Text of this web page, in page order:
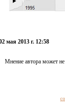
мая 2013 г. 12:58
Мнение автора может